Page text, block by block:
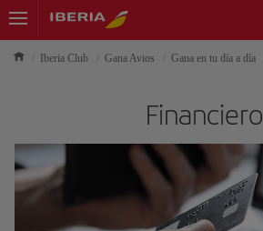
Iberia Club Gana Avios Gana en tu día a día
Financiero